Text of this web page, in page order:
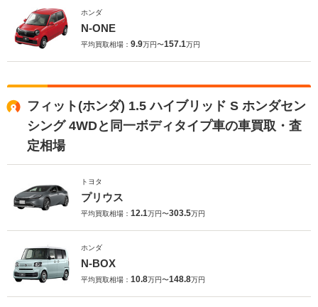
ホンダ
N-ONE
平均買取相場： 9.9万円〜157.1万円
フィット(ホンダ) 1.5 ハイブリッド S ホンダセン
シング 4WDと同一ボディタイプ車の車買取・査
定相場
トヨタ
プリウス
平均買取相場： 12.1万円〜303.5万円
ホンダ
N-BOX
平均買取相場： 10.8万円〜148.8万円